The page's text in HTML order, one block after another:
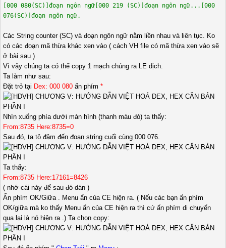
[000 080(SC)]đoạn ngôn ngữ[000 219 (SC)]đoạn ngôn ngữ...[000
076(SC)]đoạn ngôn ngữ.
Các String counter (SC) và đoạn ngôn ngữ nằm liền nhau và liên tục. Ko
có các đoạn mã thừa khác xen vào ( cách VH file có mã thừa xen vào sẽ
ở bài sau )
Vì vậy chúng ta có thể copy 1 mạch chúng ra LE dịch.
Ta làm như sau:
Đặt trỏ tại Dex: 000 080 ấn phím *
Nhìn xuống phía dưới màn hình (thanh màu đỏ) ta thấy:
From:8735 Here:8735=0
Sau đó, ta tô đậm đến đoạn string cuối cùng 000 076.
Ta thấy:
From:8735 Here:17161=8426
( nhớ cái này để sau đó dán )
Ấn phím OK/Giữa . Menu ẩn của CE hiện ra. ( Nếu các bạn ấn phím
OK/giữa mà ko thấy Menu ẩn của CE hiện ra thì cứ ấn phím di chuyển
qua lại là nó hiện ra .) Ta chọn copy: